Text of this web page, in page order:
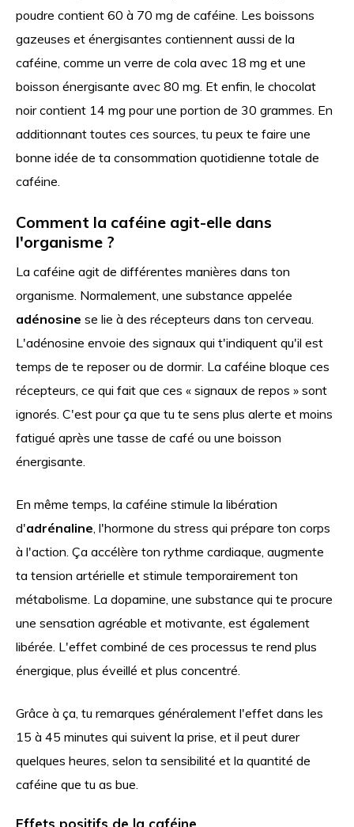
poudre contient 60 à 70 mg de caféine. Les boissons
gazeuses et énergisantes contiennent aussi de la
caféine, comme un verre de cola avec 18 mg et une
boisson énergisante avec 80 mg. Et enfin, le chocolat
noir contient 14 mg pour une portion de 30 grammes. En
additionnant toutes ces sources, tu peux te faire une
bonne idée de ta consommation quotidienne totale de
caféine.
Comment la caféine agit-elle dans
l'organisme ?
La caféine agit de différentes manières dans ton
organisme. Normalement, une substance appelée
adénosine se lie à des récepteurs dans ton cerveau.
L'adénosine envoie des signaux qui t'indiquent qu'il est
temps de te reposer ou de dormir. La caféine bloque ces
récepteurs, ce qui fait que ces « signaux de repos » sont
ignorés. C'est pour ça que tu te sens plus alerte et moins
fatigué après une tasse de café ou une boisson
énergisante.
En même temps, la caféine stimule la libération
d'adrénaline , l'hormone du stress qui prépare ton corps
à l'action. Ça accélère ton rythme cardiaque, augmente
ta tension artérielle et stimule temporairement ton
métabolisme. La dopamine, une substance qui te procure
une sensation agréable et motivante, est également
libérée. L'effet combiné de ces processus te rend plus
énergique, plus éveillé et plus concentré.
Grâce à ça, tu remarques généralement l'effet dans les
15 à 45 minutes qui suivent la prise, et il peut durer
quelques heures, selon ta sensibilité et la quantité de
caféine que tu as bue.
Effets positifs de la caféine